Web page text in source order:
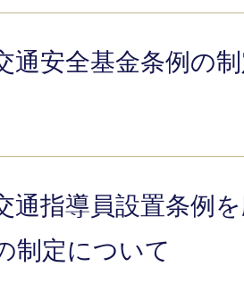
通安全基金条例の
通指導員設置条例
制定について